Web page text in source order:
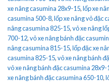
xe nâng casumina 28x9-15,lốp xe
casumina 500-8,lốp xe nâng vỏ đặc
nâng casumina 825-15,vỏ xe nâng
700-12,vỏ xe nâng bánh đặc
nâng casumina 815-15,lốp đặc xe
casumina 825-15,vỏ xe nâng bánh
vỏ xe nâng bánh đặc casumina 28x9-
xe nâng bánh đặc casumina 650-10,